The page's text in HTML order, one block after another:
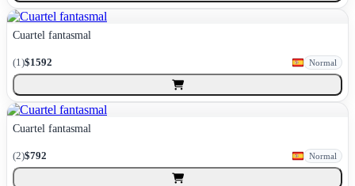
Cuartel fantasmal
(1)$1592 Normal
Cuartel fantasmal
(2)$792 Normal